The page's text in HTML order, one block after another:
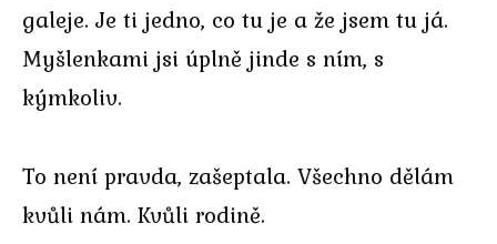
galeje. Je ti jedno, co tu je a že jsem tu já.
Myšlenkami jsi úplně jinde s ním, s
kýmkoliv.
To není pravda, zašeptala. Všechno dělám
kvůli nám. Kvůli rodině.